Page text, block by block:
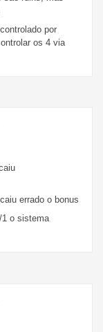
por
os 4 via
errado o bonus
1 o sistema